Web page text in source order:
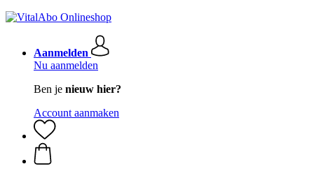
Aanmelden
Nu aanmelden
Ben je nieuw hier?
Account aanmaken